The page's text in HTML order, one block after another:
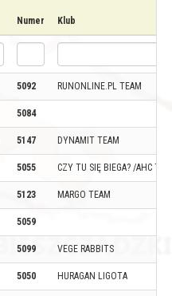
Numer Klub
5092 RUNONLINE.PL TEAM
5084
5147 DYNAMIT TEAM
5055 CZY TU SIĘ BIEGA? /AHC
5123 MARGO TEAM
5059
5099 VEGE RABBITS
5050 HURAGAN LIGOTA